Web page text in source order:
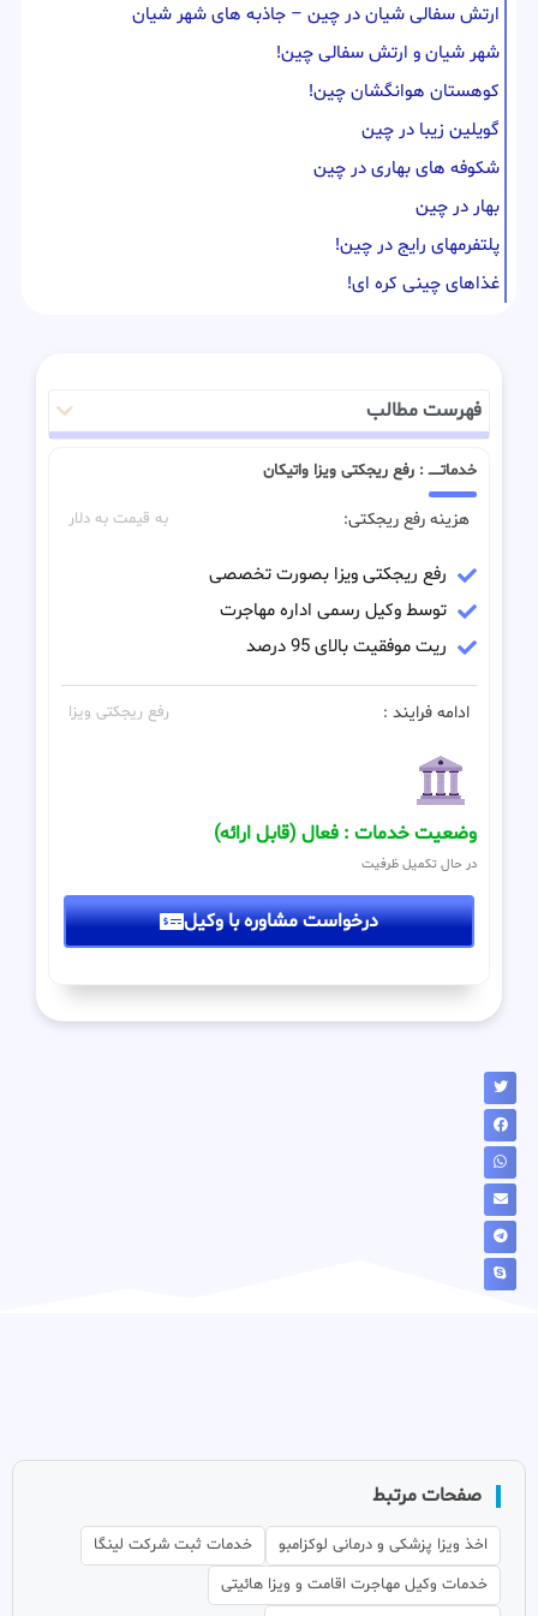
ارتش سفالی شیان در چین – جاذبه های شهر شیان
شهر شیان و ارتش سفالی چین!
کوهستان هوانگشان چین!
گویلین زیبا در چین
شکوفه های بهاری در چین
بهار در چین
پلتفرمهای رایج در چین!
غذاهای چینی کره ای!
فهرست مطالب
خدماتـــــ : رفع ریجکتی ویزا واتیکان
هزینه رفع ریجکتی: به قیمت به دلار
رفع ریجکتی ویزا بصورت تخصصی
توسط وکیل رسمی اداره مهاجرت
ریت موفقیت بالای 95 درصد
ادامه فرایند : رفع ریجکتی ویزا
وضعیت خدمات : فعال (قابل ارائه)
در حال تکمیل ظرفیت
درخواست مشاوره با وکیل
صفحات مرتبط
اخذ ویزا پزشکی و درمانی لوکزامبو
خدمات ثبت شرکت لینگا
خدمات وکیل مهاجرت اقامت و ویزا هائیتی